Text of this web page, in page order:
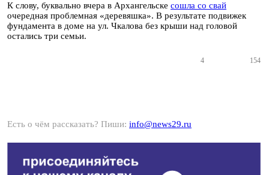
К слову, буквально вчера в Архангельске сошла со свай
очередная проблемная «деревяшка». В результате подвижек
фундамента в доме на ул. Чкалова без крыши над головой
остались три семьи.
4 154
Есть о чём рассказать? Пиши: info@news29.ru